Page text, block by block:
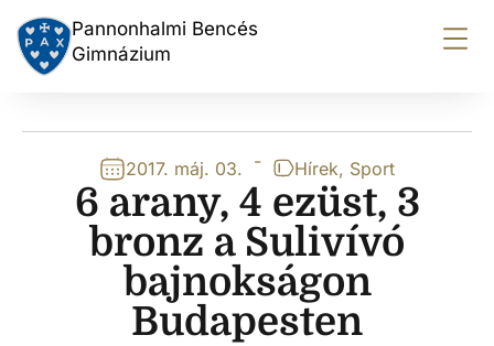
Pannonhalmi Bencés
Gimnázium
2017. máj. 03. - Hírek, Sport
6 arany, 4 ezüst, 3
bronz a Sulivívó
bajnokságon
Budapesten